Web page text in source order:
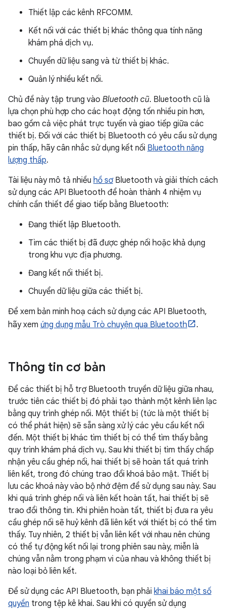
Thiết lập các kênh RFCOMM.
Kết nối với các thiết bị khác thông qua tính năng
khám phá dịch vụ.
Chuyển dữ liệu sang và từ thiết bị khác.
Quản lý nhiều kết nối.
Chủ đề này tập trung vào Bluetooth cũ. Bluetooth cũ là
lựa chọn phù hợp cho các hoạt động tốn nhiều pin hơn,
bao gồm cả việc phát trực tuyến và giao tiếp giữa các
thiết bị. Đối với các thiết bị Bluetooth có yêu cầu sử dụng
pin thấp, hãy cân nhắc sử dụng kết nối Bluetooth năng
lượng thấp.
Tài liệu này mô tả nhiều hồ sơBluetooth và giải thích cách
sử dụng các API Bluetooth để hoàn thành 4 nhiệm vụ
chính cần thiết để giao tiếp bằng Bluetooth:
Đang thiết lập Bluetooth.
Tìm các thiết bị đã được ghép nối hoặc khả dụng
trong khu vực địa phương.
Đang kết nối thiết bị.
Chuyển dữ liệu giữa các thiết bị.
Để xem bản minh hoạ cách sử dụng các API Bluetooth,
hãy xem ứng dụng mẫu Trò chuyện qua Bluetooth .
Thông tin cơ bản
Để các thiết bị hỗ trợ Bluetooth truyền dữ liệu giữa nhau,
trước tiên các thiết bị đó phải tạo thành một kênh liên lạc
bằng quy trình ghép nối. Một thiết bị (tức là một thiết bị
có thể phát hiện) sẽ sẵn sàng xử lý các yêu cầu kết nối
đến. Một thiết bị khác tìm thiết bị có thể tìm thấy bằng
quy trình khám phá dịch vụ. Sau khi thiết bị tìm thấy chấp
nhận yêu cầu ghép nối, hai thiết bị sẽ hoàn tất quá trình
liên kết, trong đó chúng trao đổi khoá bảo mật. Thiết bị
lưu các khoá này vào bộ nhớ đệm để sử dụng sau này. Sau
khi quá trình ghép nối và liên kết hoàn tất, hai thiết bị sẽ
trao đổi thông tin. Khi phiên hoàn tất, thiết bị đưa ra yêu
cầu ghép nối sẽ huỷ kênh đã liên kết với thiết bị có thể tìm
thấy. Tuy nhiên, 2 thiết bị vẫn liên kết với nhau nên chúng
có thể tự động kết nối lại trong phiên sau này, miễn là
chúng vẫn nằm trong phạm vi của nhau và không thiết bị
nào loại bỏ liên kết.
Để sử dụng các API Bluetooth, bạn phải khai báo một số
quyền trong tệp kê khai. Sau khi có quyền sử dụng